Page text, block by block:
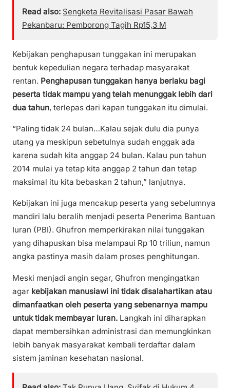
Read also: Sengketa Revitalisasi Pasar Bawah
Pekanbaru: Pemborong Tagih Rp15,3 M
Kebijakan penghapusan tunggakan ini merupakan
bentuk kepedulian negara terhadap masyarakat
rentan. Penghapusan tunggakan hanya berlaku bagi
peserta tidak mampu yang telah menunggak lebih dari
dua tahun, terlepas dari kapan tunggakan itu dimulai.
“Paling tidak 24 bulan…Kalau sejak dulu dia punya
utang ya meskipun sebetulnya sudah enggak ada
karena sudah kita anggap 24 bulan. Kalau pun tahun
2014 mulai ya tetap kita anggap 2 tahun dan tetap
maksimal itu kita bebaskan 2 tahun,” lanjutnya.
Kebijakan ini juga mencakup peserta yang sebelumnya
mandiri lalu beralih menjadi peserta Penerima Bantuan
Iuran (PBI). Ghufron memperkirakan nilai tunggakan
yang dihapuskan bisa melampaui Rp 10 triliun, namun
angka pastinya masih dalam proses penghitungan.
Meski menjadi angin segar, Ghufron mengingatkan
agar kebijakan manusiawi ini tidak disalahartikan atau
dimanfaatkan oleh peserta yang sebenarnya mampu
untuk tidak membayar iuran. Langkah ini diharapkan
dapat membersihkan administrasi dan memungkinkan
lebih banyak masyarakat kembali terdaftar dalam
sistem jaminan kesehatan nasional.